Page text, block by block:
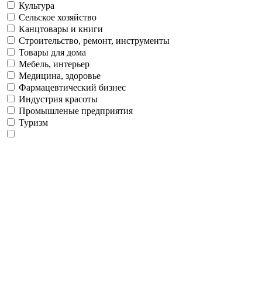
Культура
Сельское хозяйство
Канцтовары и книги
Строительство, ремонт, инструменты
Товары для дома
Мебель, интерьер
Медицина, здоровье
Фармацевтический бизнес
Индустрия красоты
Промышленые предприятия
Туризм